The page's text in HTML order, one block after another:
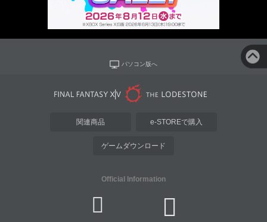
パソコン版へ
関連商品 e-STOREで購入
ゲームダウンロード
Official Information